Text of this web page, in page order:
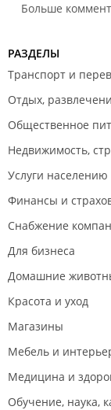
Больше
РАЗДЕЛЫ
Транспорт и
Отдых,
Общественное
Недвижимость,
Услуги населению
Финансы и
Снабжение
Для бизнеса
Домашние
Красота и уход
Магазины
Мебель и
Медицина и
Обучение, наука,